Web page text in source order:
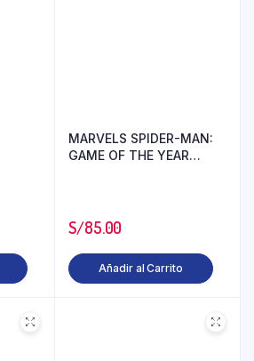
MARVELS SPIDER-MAN:
GAME OF THE YEAR
S/85.00
Añadir al Carrito